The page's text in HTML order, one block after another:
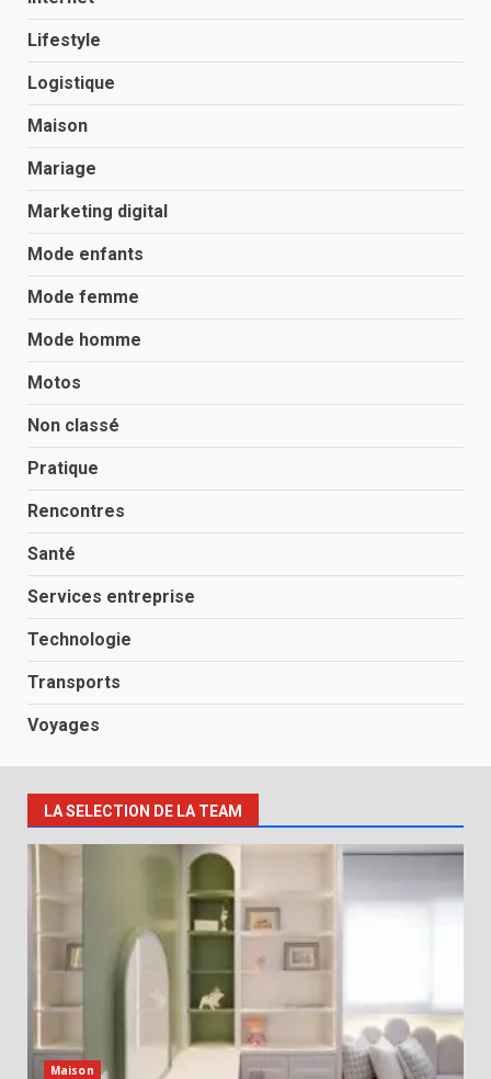
Lifestyle
Logistique
Maison
Mariage
Marketing digital
Mode enfants
Mode femme
Mode homme
Motos
Non classé
Pratique
Rencontres
Santé
Services entreprise
Technologie
Transports
Voyages
LA SELECTION DE LA TEAM
Maison